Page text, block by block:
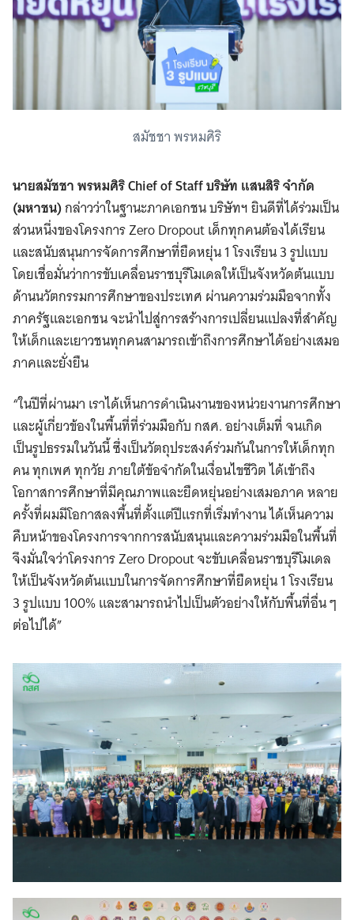
สมัชชา พรหมศิริ
นายสมัชชา พรหมศิริ Chief of Staff บริษัท แสนสิริ จำกัด
(มหาชน)กล่าวว่าในฐานะภาคเอกชน บริษัทฯ ยินดีที่ได้ร่วมเป็น
ส่วนหนึ่งของโครงการ Zero Dropout เด็กทุกคนต้องได้เรียน
และสนับสนุนการจัดการศึกษาที่ยืดหยุ่น 1 โรงเรียน 3 รูปแบบ
โดยเชื่อมั่นว่าการขับเคลื่อนราชบุรีโมเดลให้เป็นจังหวัดต้นแบบ
ด้านนวัตกรรมการศึกษาของประเทศ ผ่านความร่วมมือจากทั้ง
ภาครัฐและเอกชน จะนำไปสู่การสร้างการเปลี่ยนแปลงที่สำคัญ
ให้เด็กและเยาวชนทุกคนสามารถเข้าถึงการศึกษาได้อย่างเสมอ
ภาคและยั่งยืน
“ในปีที่ผ่านมา เราได้เห็นการดำเนินงานของหน่วยงานการศึกษา
และผู้เกี่ยวข้องในพื้นที่ที่ร่วมมือกับ กสศ. อย่างเต็มที่ จนเกิด
เป็นรูปธรรมในวันนี้ ซึ่งเป็นวัตถุประสงค์ร่วมกันในการให้เด็กทุก
คน ทุกเพศ ทุกวัย ภายใต้ข้อจำกัดในเงื่อนไขชีวิต ได้เข้าถึง
โอกาสการศึกษาที่มีคุณภาพและยืดหยุ่นอย่างเสมอภาค หลาย
ครั้งที่ผมมีโอกาสลงพื้นที่ตั้งแต่ปีแรกที่เริ่มทำงาน ได้เห็นความ
คืบหน้าของโครงการจากการสนับสนุนและความร่วมมือในพื้นที่
จึงมั่นใจว่าโครงการ Zero Dropout จะขับเคลื่อนราชบุรีโมเดล
ให้เป็นจังหวัดต้นแบบในการจัดการศึกษาที่ยืดหยุ่น 1 โรงเรียน
3 รูปแบบ 100% และสามารถนำไปเป็นตัวอย่างให้กับพื้นที่อื่น ๆ
ต่อไปได้”